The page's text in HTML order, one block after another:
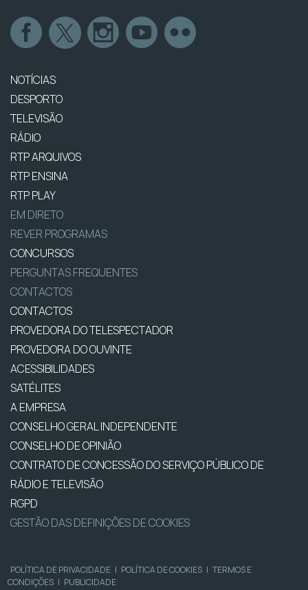
NOTÍCIAS
DESPORTO
TELEVISÃO
RÁDIO
RTP ARQUIVOS
RTP ENSINA
RTP PLAY
EM DIRETO
REVER PROGRAMAS
CONCURSOS
PERGUNTAS FREQUENTES
CONTACTOS
CONTACTOS
PROVEDORA DO TELESPECTADOR
PROVEDORA DO OUVINTE
ACESSIBILIDADES
SATÉLITES
A EMPRESA
CONSELHO GERAL INDEPENDENTE
CONSELHO DE OPINIÃO
CONTRATO DE CONCESSÃO DO SERVIÇO PÚBLICO DE
RÁDIO E TELEVISÃO
RGPD
GESTÃO DAS DEFINIÇÕES DE COOKIES
POLÍTICA DE PRIVACIDADE | POLÍTICA DE COOKIES | TERMOS E
CONDIÇÕES | PUBLICIDADE